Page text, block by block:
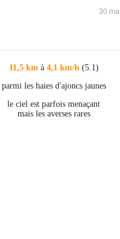
30
11,5 kmà 4,1 km/h(5.1)
parmi les haies d'ajoncs jaunes
le ciel est parfois menaçant
mais les averses rares